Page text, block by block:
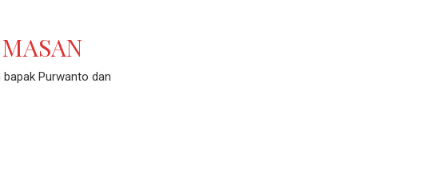
Purwanto dan